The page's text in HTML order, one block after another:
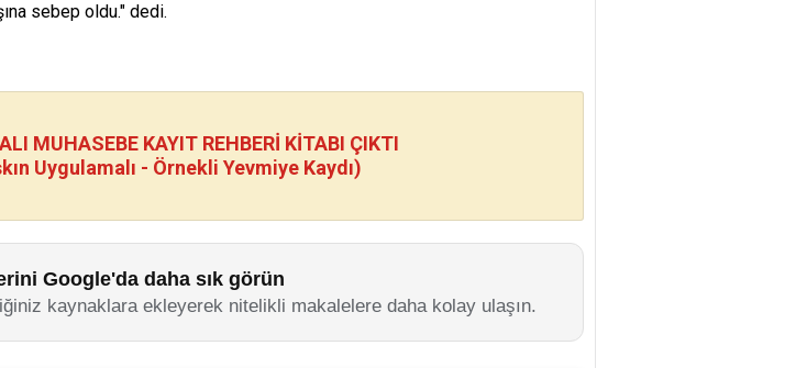
sebep oldu." dedi.
MUHASEBE KAYIT REHBERİ KİTABI ÇIKTI
Uygulamalı - Örnekli Yevmiye Kaydı)
Google'da daha sık görün
kaynaklara ekleyerek nitelikli makalelere daha kolay ulaşın.